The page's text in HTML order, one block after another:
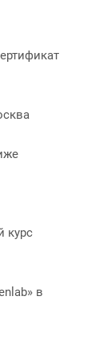
курс
в